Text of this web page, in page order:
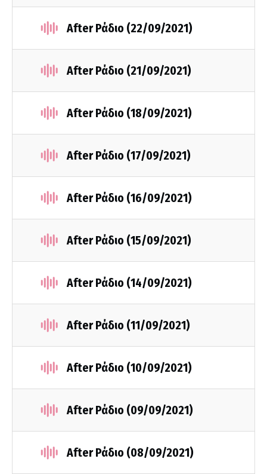
After Ράδιο (22/09/2021)
After Ράδιο (21/09/2021)
After Ράδιο (18/09/2021)
After Ράδιο (17/09/2021)
After Ράδιο (16/09/2021)
After Ράδιο (15/09/2021)
After Ράδιο (14/09/2021)
After Ράδιο (11/09/2021)
After Ράδιο (10/09/2021)
After Ράδιο (09/09/2021)
After Ράδιο (08/09/2021)